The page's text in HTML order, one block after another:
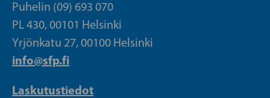
Puhelin (09) 693 070
PL 430, 00101 Helsinki
Yrjönkatu 27, 00100 Helsinki
info@sfp.fi
Laskutustiedot